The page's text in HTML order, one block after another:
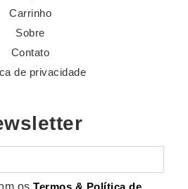
Carrinho
Sobre
Contato
de privacidade